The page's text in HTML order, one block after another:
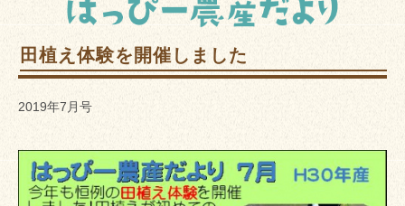
田植え体験を開催しました
2019年7月号